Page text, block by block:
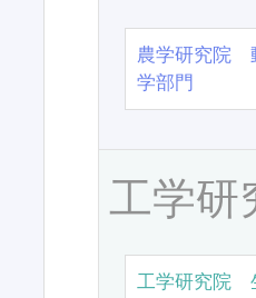
農学研究院
学部門
工学研
工学研究院